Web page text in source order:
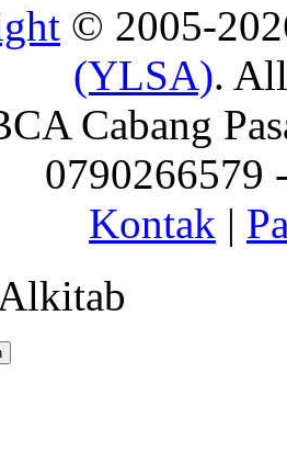
© 2005-
(YLSA).
Cabang
0790266579
Kontak |